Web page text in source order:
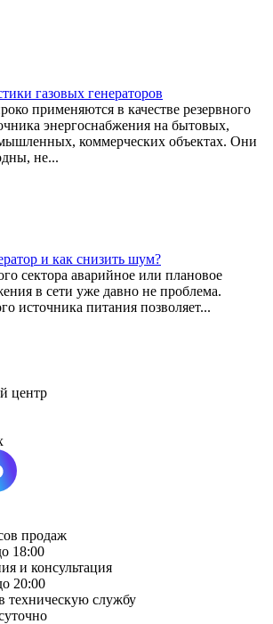
газовых генераторов
применяются в качестве резервного
энергоснабжения на бытовых,
коммерческих объектах. Они
не...
и как снизить шум?
сектора аварийное или плановое
в сети уже давно не проблема.
источника питания позволяет...
центр
продаж
18:00
и консультация
20:00
службу